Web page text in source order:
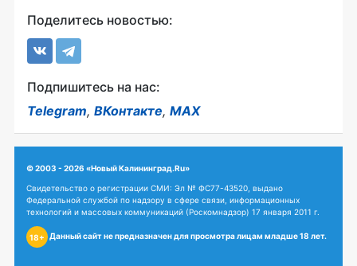
Поделитесь новостью:
Подпишитесь на нас:
Telegram, ВКонтакте, MAX
© 2003 - 2026 «Новый Калининград.Ru»
Свидетельство о регистрации СМИ: Эл № ФС77-43520, выдано
Федеральной службой по надзору в сфере связи, информационных
технологий и массовых коммуникаций (Роскомнадзор) 17 января 2011 г.
18+ Данный сайт не предназначен для просмотра лицам младше 18 лет.